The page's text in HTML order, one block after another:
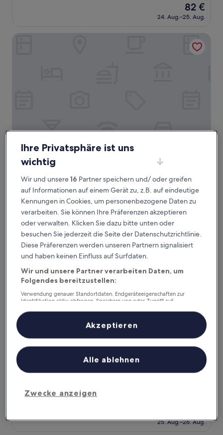
Bewertungen)
Der
Preis
beträgt
82 €
24. Aug.–25. Aug.
Negiya Ryofukaku
Negiya Ryofukaku
Sterne-
Unterkunft
8,1 km von Berg Kabuto entfernt
9.2
von
10,
Wunderbar,
(408
Bewertungen)
9,2/10 Wunderbar (408 Bewertungen)
Preis
175 €
175 €
17. Aug.–18. Aug.
Tocen Goshoboh
4.5-
Unterkunft
9.4
Außergewöhnlich,
9,4/10 Außergewöhnlich
Preis
beträgt
25. Aug.–26. Aug.
Tocen Goshoboh
Ihre Privatsphäre ist uns
wichtig
Wir und unsere16 Partner speichern und/ oder greifen
auf Informationen auf einem Gerät zu, z.B. auf eindeutige
Kennungen in Cookies, um personenbezogene Daten zu
verarbeiten. Sie können Ihre Präferenzen akzeptieren
oder verwalten. Klicken Sie dazu bitte unten oder
besuchen Sie jederzeit die Seite der Datenschutzrichtlinie.
Diese Präferenzen werden unseren Partnern signalisiert
und haben keinen Einfluss auf Surfdaten.
Wir und unsere Partner verarbeiten Daten, um
Folgendes bereitzustellen:
Verwendung genauer Standortdaten. Endgeräteeigenschaften zur
Identifikation aktiv abfragen. Speichern von oder Zugriff auf
Inhalte, Messung von Werbeleistung und der Performance von Inhalten,
Zielgruppenforschung sowie Entwicklung und Verbesserung von
Liste der Partner (Lieferanten)
Zwecke anzeigen
Alle ablehnen
Akzeptieren